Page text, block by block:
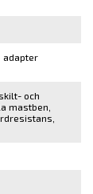
adapter
och
mastben,